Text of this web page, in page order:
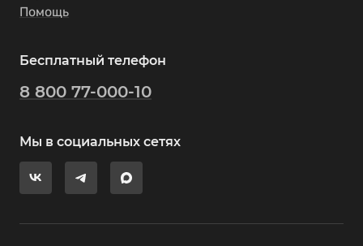
Помощь
Бесплатный телефон
8 800 77-000-10
Мы в социальных сетях